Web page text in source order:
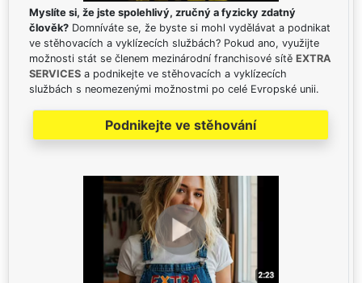
Myslíte si, že jste spolehlivý, zručný a fyzicky zdatný
člověk? Domníváte se, že byste si mohl vydělávat a podnikat
ve stěhovacích a vyklízecích službách? Pokud ano, využijte
možnosti stát se členem mezinárodní franchisové sítě EXTRA
SERVICES a podnikejte ve stěhovacích a vyklízecích
službách s neomezenými možnostmi po celé Evropské unii.
Podnikejte ve stěhování